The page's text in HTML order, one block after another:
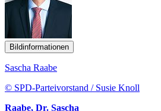
Bildinformationen
Sascha Raabe
© SPD-Parteivorstand / Susie Knoll
Raabe, Dr. Sascha